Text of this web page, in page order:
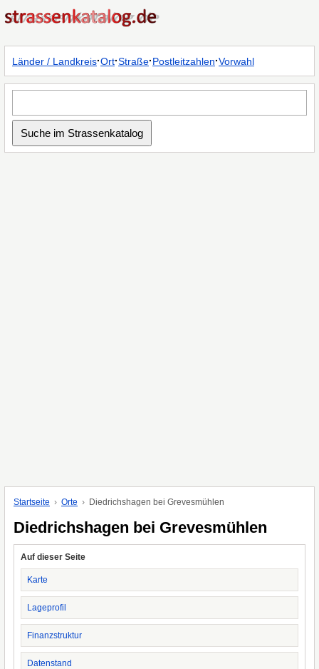
Länder / Landkreis·Ort·Straße·Postleitzahlen·Vorwahl
Startseite Orte Diedrichshagen bei Grevesmühlen
Diedrichshagen bei Grevesmühlen
Auf dieser Seite
Karte
Lageprofil
Finanzstruktur
Datenstand